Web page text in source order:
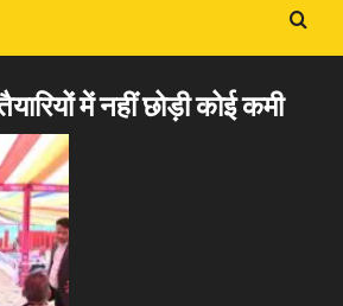
में नहीं छोड़ी कोई कमी